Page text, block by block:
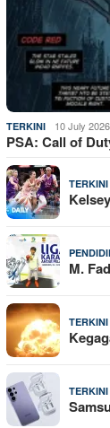
TERKINI 10 July 2026
PSA: Call of
TERKINI
M.
TERKINI
TERKINI